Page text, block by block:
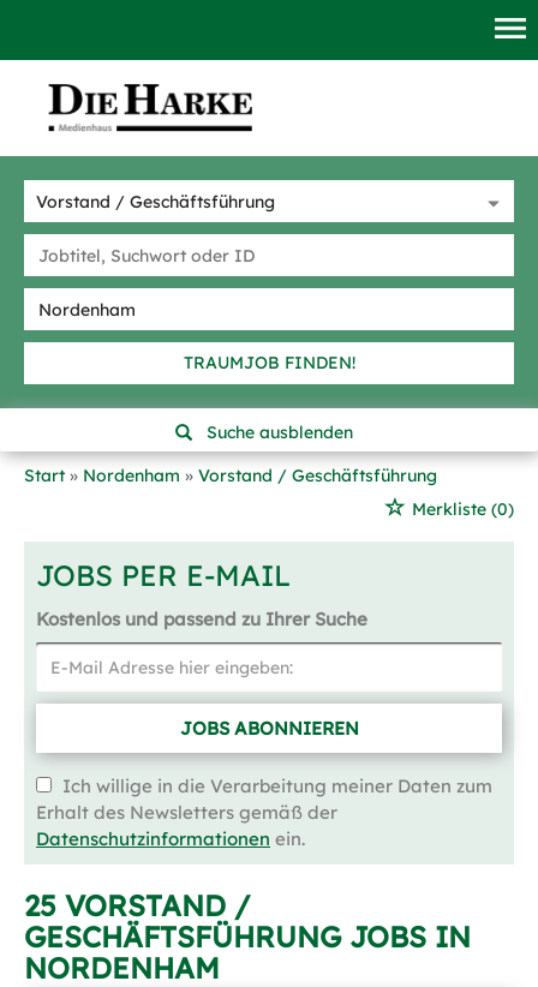
TRAUMJOB FINDEN!
Suche ausblenden
Start
Nordenham
Vorstand / Geschäftsführung
Merkliste (0)
JOBS PER E-MAIL
Kostenlos und passend zu Ihrer Suche
JOBS ABONNIEREN
Ich willige in die Verarbeitung meiner Daten zum
Erhalt des Newsletters gemäß der
Datenschutzinformationen ein.
25 VORSTAND /
GESCHÄFTSFÜHRUNG JOBS IN
NORDENHAM